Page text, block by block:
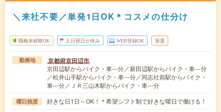
＼来社不要／単発1日OK＊コスメの仕分け
職種未経験OK 土日祝日が休み WEB登録OK 派遣
勤務地 京都府京田辺市
京田辺駅からバイク・車---分／新田辺駅からバイク・車---分
／松井山手駅からバイク・車---分／同志社前駅からバイク・
車---分／ＪＲ三山木駅からバイク・車---分
曜日頻度 好きな日1日～OK！＊希望シフト制で好きな曜日で働ける！